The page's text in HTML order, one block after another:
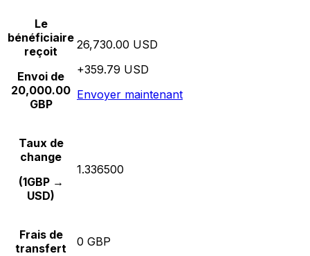
Le
bénéficiaire
reçoit
Envoi de
20,000.00
GBP
26,730.00 USD
+359.79 USD
Envoyer maintenant
Taux de
change
(1GBP →
USD)
1.336500
Frais de
transfert
0 GBP